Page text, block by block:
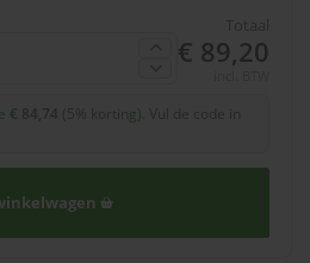
€ 89,20
€ 84,74 (5% korting). Vul de code in